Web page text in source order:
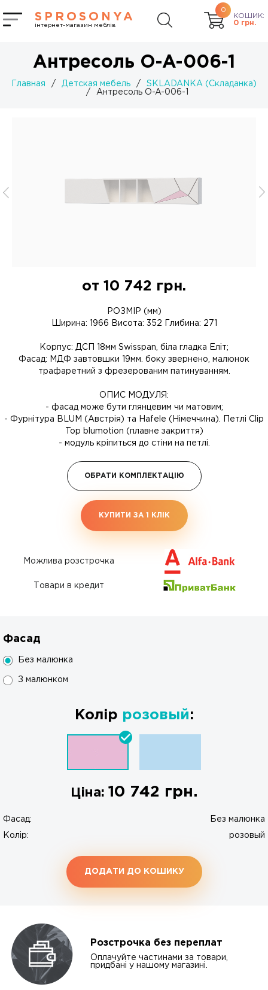
SPROSONYA
інтернет-магазин меблів
0
КОШИК:
0 грн.
Антресоль O-A-006-1
Главная / Детская мебель /
SKLADANKA (Складанка)
/
Антресоль O-A-006-1
от 10 742 грн.
РОЗМІР (мм)
Ширина: 1966 Висота: 352 Глибина: 271
Корпус: ДСП 18мм Swisspan, біла гладка Еліт;
Фасад: МДФ завтовшки 19мм. боку звернено, малюнок
трафаретний з фрезерованим патинуванням.
ОПИС МОДУЛЯ:
- фасад може бути глянцевим чи матовим;
- Фурнітура BLUM (Австрія) та Hafele (Німеччина). Петлі Clip
Top blumotion (плавне закриття)
- модуль кріпиться до стіни на петлі.
ОБРАТИ КОМПЛЕКТАЦІЮ
КУПИТИ ЗА 1 КЛIК
Можлива розстрочка
Товари в кредит
Фасад
Без малюнка
З малюнком
Колір розовый:
Ціна: 10 742 грн.
Фасад: Без малюнка
Колір: розовый
ДОДАТИ ДО КОШИКУ
Розстрочка без переплат
Оплачуйте частинами за товари,
придбані у нашому магазині.